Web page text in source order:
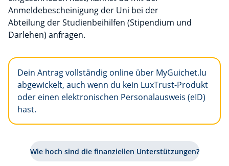
Anmeldebescheinigung der Uni bei der
Abteilung der Studienbeihilfen (Stipendium und
Darlehen) anfragen.
Dein Antrag vollständig online über MyGuichet.lu
abgewickelt, auch wenn du kein LuxTrust-Produkt
oder einen elektronischen Personalausweis (eID)
hast.
Wie hoch sind die finanziellen Unterstützungen?